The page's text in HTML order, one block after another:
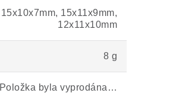
15x10x7mm, 15x11x9mm,
12x11x10mm
8 g
Položka byla vyprodána…